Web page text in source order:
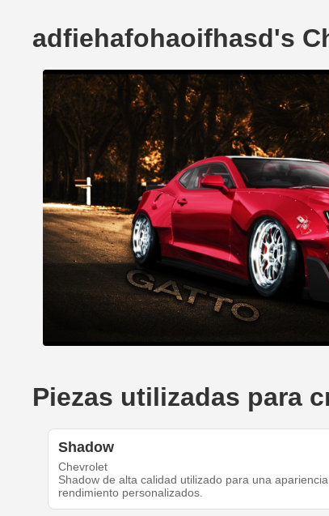
adfiehafohaoifhasd's
Piezas utilizadas para
Shadow
Chevrolet
Shadow de alta calidad utilizado para una
rendimiento personalizados.